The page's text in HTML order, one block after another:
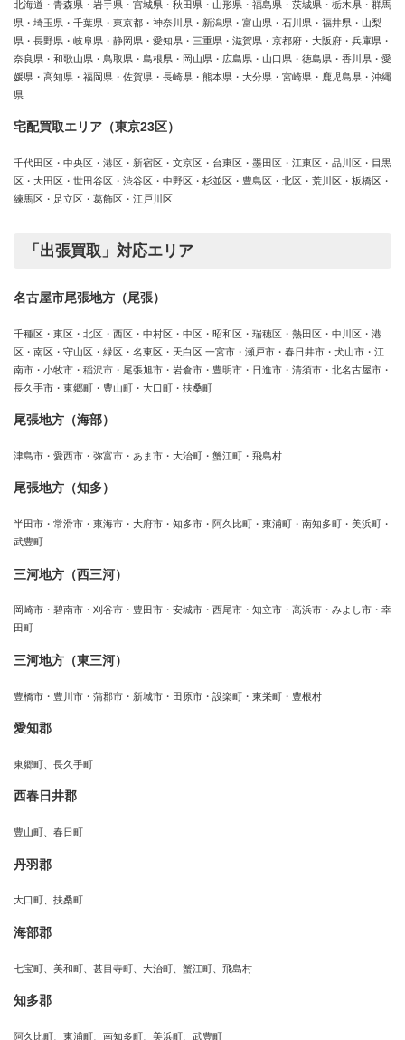
北海道・青森県・岩手県・宮城県・秋田県・山形県・福島県・茨城県・栃木県・群馬
県・埼玉県・千葉県・東京都・神奈川県・新潟県・富山県・石川県・福井県・山梨
県・長野県・岐阜県・静岡県・愛知県・三重県・滋賀県・京都府・大阪府・兵庫県・
奈良県・和歌山県・鳥取県・島根県・岡山県・広島県・山口県・徳島県・香川県・愛
媛県・高知県・福岡県・佐賀県・長崎県・熊本県・大分県・宮崎県・鹿児島県・沖縄
県
宅配買取エリア（東京23区）
千代田区・中央区・港区・新宿区・文京区・台東区・墨田区・江東区・品川区・目黒
区・大田区・世田谷区・渋谷区・中野区・杉並区・豊島区・北区・荒川区・板橋区・
練馬区・足立区・葛飾区・江戸川区
「出張買取」対応エリア
名古屋市尾張地方（尾張）
千種区・東区・北区・西区・中村区・中区・昭和区・瑞穂区・熱田区・中川区・港
区・南区・守山区・緑区・名東区・天白区 一宮市・瀬戸市・春日井市・犬山市・江
南市・小牧市・稲沢市・尾張旭市・岩倉市・豊明市・日進市・清須市・北名古屋市・
長久手市・東郷町・豊山町・大口町・扶桑町
尾張地方（海部）
津島市・愛西市・弥富市・あま市・大治町・蟹江町・飛島村
尾張地方（知多）
半田市・常滑市・東海市・大府市・知多市・阿久比町・東浦町・南知多町・美浜町・
武豊町
三河地方（西三河）
岡崎市・碧南市・刈谷市・豊田市・安城市・西尾市・知立市・高浜市・みよし市・幸
田町
三河地方（東三河）
豊橋市・豊川市・蒲郡市・新城市・田原市・設楽町・東栄町・豊根村
愛知郡
東郷町、長久手町
西春日井郡
豊山町、春日町
丹羽郡
大口町、扶桑町
海部郡
七宝町、美和町、甚目寺町、大治町、蟹江町、飛島村
知多郡
阿久比町、東浦町、南知多町、美浜町、武豊町